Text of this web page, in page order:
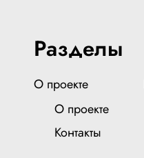
Разделы
О проекте
О проекте
Контакты